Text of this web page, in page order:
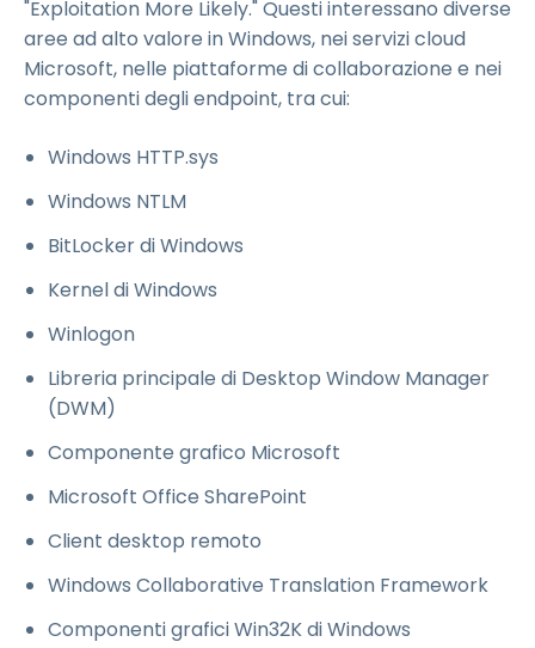
"Exploitation More Likely." Questi interessano diverse
aree ad alto valore in Windows, nei servizi cloud
Microsoft, nelle piattaforme di collaborazione e nei
componenti degli endpoint, tra cui:
Windows HTTP.sys
Windows NTLM
BitLocker di Windows
Kernel di Windows
Winlogon
Libreria principale di Desktop Window Manager
(DWM)
Componente grafico Microsoft
Microsoft Office SharePoint
Client desktop remoto
Windows Collaborative Translation Framework
Componenti grafici Win32K di Windows